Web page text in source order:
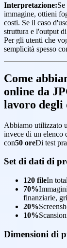
Interpretazione:
immagine, ottieni
costi. Se il caso
struttura e l'output
Per gli utenti che
semplicità spesso
Come
online da
lavoro
Abbiamo utilizzato
invece di un elenco
con50 oreDi test
Set di dati di
120 fileIn
70%
finanziarie,
20%
10%
Dimensioni di